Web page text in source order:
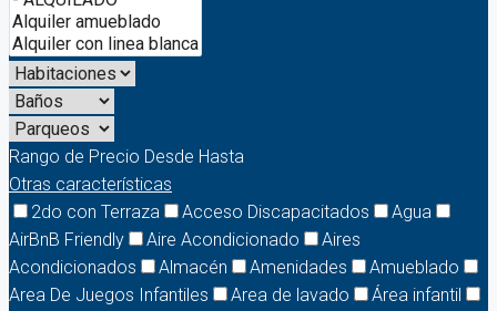
Rango de Precio Desde Hasta
Otras características
2do con Terraza
Acceso Discapacitados
Agua
AirBnB Friendly
Aire Acondicionado
Aires
Acondicionados
Almacén Amenidades
Amueblado
Area De Juegos Infantiles
Area de lavado
Área infantil